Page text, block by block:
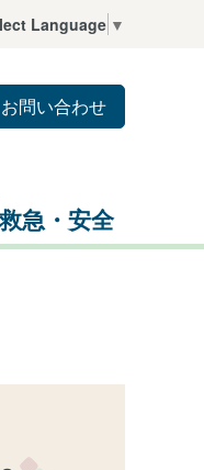
お問い合わせ
急・安全
Language ▼